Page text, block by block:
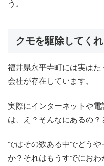
う。
クモを駆除してく
福井県永平寺町には実は
会社が存在しています。
実際にインターネットや
は、え？そんなにあるの？
ではその数ある中でどう
か？それはもうすでにお